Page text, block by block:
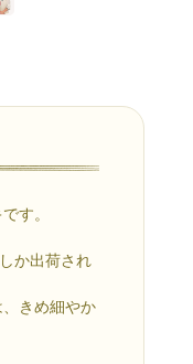
す。
か出荷され
きめ細やか